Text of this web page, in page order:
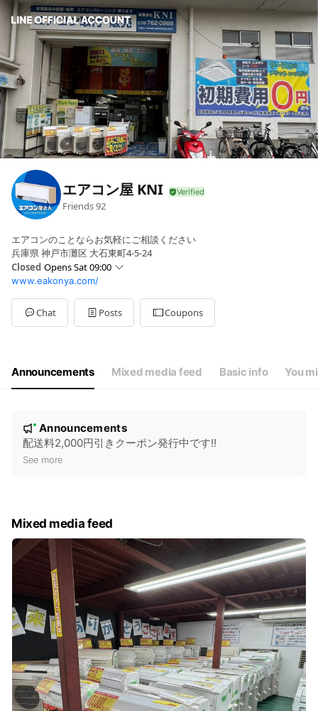
エアコン屋 KNI
Friends92
エアコンのことならお気軽にご相談ください
兵庫県 神戸市灘区 大石東町4-5-24
Closed Opens Sat 09:00
Sun09:00 - 18:00
Mon09:00 - 18:00
Tue09:00 - 18:00
Wed09:00 - 18:00
www.eakonya.com/
Chat Posts Coupons
Announcements Mixed media feed Basic info You
e
New
Announcements
配送料2,000円引きクーポン発行中です!!
See more
Mixed media feed